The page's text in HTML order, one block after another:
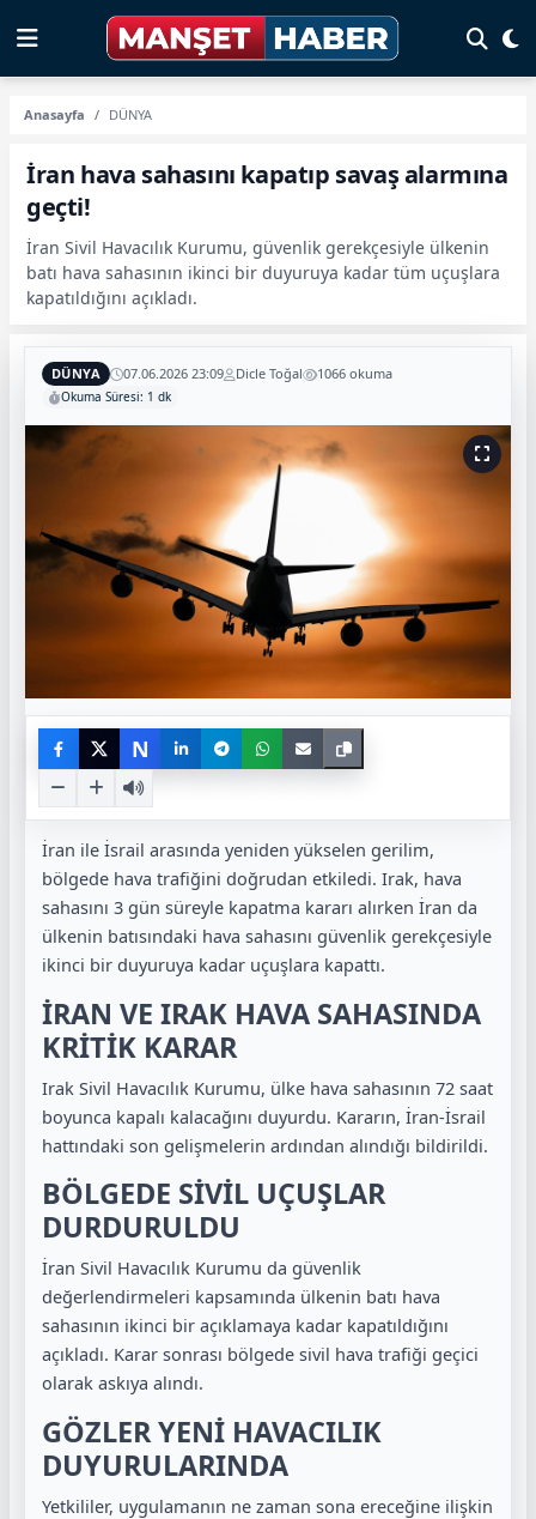
Anasayfa DÜNYA
İran hava sahasını kapatıp savaş alarmına
geçti!
İran Sivil Havacılık Kurumu, güvenlik gerekçesiyle ülkenin
batı hava sahasının ikinci bir duyuruya kadar tüm uçuşlara
kapatıldığını açıkladı.
DÜNYA 07.06.2026 23:09 Dicle Toğal 1066 okuma
Okuma Süresi: 1 dk
N
İran ile İsrail arasında yeniden yükselen gerilim,
bölgede hava trafiğini doğrudan etkiledi. Irak, hava
sahasını 3 gün süreyle kapatma kararı alırken İran da
ülkenin batısındaki hava sahasını güvenlik gerekçesiyle
ikinci bir duyuruya kadar uçuşlara kapattı.
İRAN VE IRAK HAVA SAHASINDA
KRİTİK KARAR
Irak Sivil Havacılık Kurumu, ülke hava sahasının 72 saat
boyunca kapalı kalacağını duyurdu. Kararın, İran-İsrail
hattındaki son gelişmelerin ardından alındığı bildirildi.
BÖLGEDE SİVİL UÇUŞLAR
DURDURULDU
İran Sivil Havacılık Kurumu da güvenlik
değerlendirmeleri kapsamında ülkenin batı hava
sahasının ikinci bir açıklamaya kadar kapatıldığını
açıkladı. Karar sonrası bölgede sivil hava trafiği geçici
olarak askıya alındı.
GÖZLER YENİ HAVACILIK
DUYURULARINDA
Yetkililer, uygulamanın ne zaman sona ereceğine ilişkin